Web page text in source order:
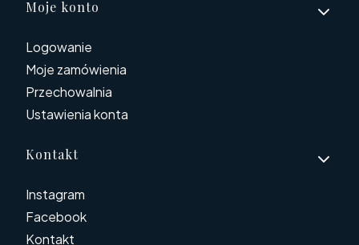
Moje konto
Logowanie
Moje zamówienia
Przechowalnia
Ustawienia konta
Kontakt
Instagram
Facebook
Kontakt